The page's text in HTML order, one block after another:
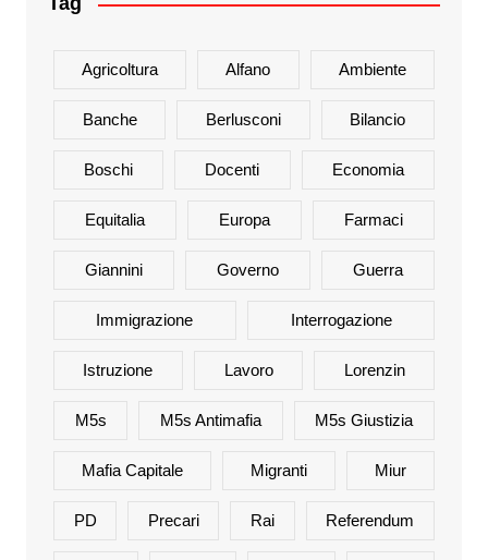
Agricoltura Alfano Ambiente
Banche Berlusconi Bilancio
Boschi Docenti Economia
Equitalia Europa Farmaci
Giannini Governo Guerra
Immigrazione Interrogazione
Istruzione Lavoro Lorenzin
M5s M5s Antimafia M5s Giustizia
Mafia Capitale Migranti Miur
PD Precari Rai Referendum